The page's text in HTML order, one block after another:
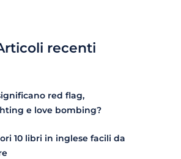
recenti
red flag,
e love bombing?
10 libri in inglese facili da